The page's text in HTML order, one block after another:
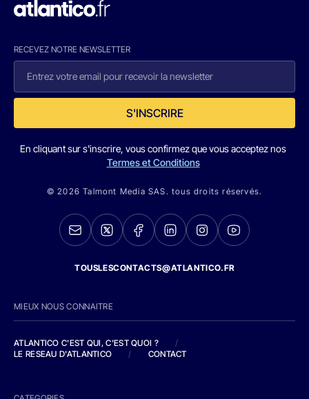
RECEVEZ NOTRE NEWSLETTER
S'INSCRIRE
En cliquant sur s'inscrire, vous confirmez que vous acceptez nos
Termes et Conditions
© 2026 Talmont Media SAS. tous droits réservés.
TOUSLESCONTACTS@ATLANTICO.FR
MIEUX NOUS CONNAITRE
ATLANTICO C'EST QUI, C'EST QUOI ?
/
LE RESEAU D'ATLANTICO
/ CONTACT